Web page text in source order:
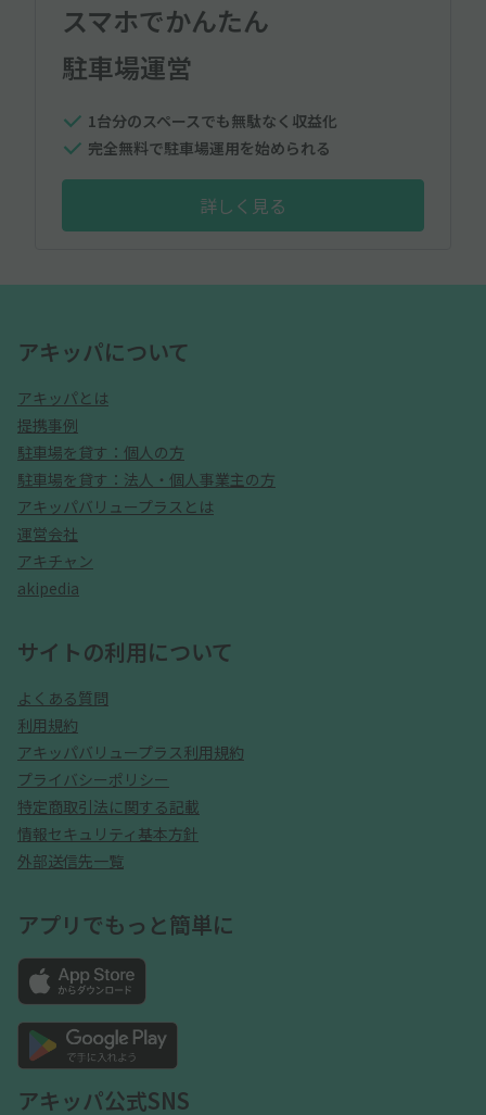
スマホでかんたん
駐車場運営
1台分のスペースでも無駄なく収益化
完全無料で駐車場運用を始められる
詳しく見る
アキッパについて
アキッパとは
提携事例
駐車場を貸す：個人の方
駐車場を貸す：法人・個人事業主の方
アキッパバリュープラスとは
運営会社
アキチャン
akipedia
サイトの利用について
よくある質問
利用規約
アキッパバリュープラス利用規約
プライバシーポリシー
特定商取引法に関する記載
情報セキュリティ基本方針
外部送信先一覧
アプリでもっと簡単に
アキッパ公式SNS